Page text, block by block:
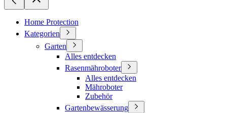
Home Protection
Kategorien
Garten
Alles entdecken
Rasenmähroboter
Alles entdecken
Mähroboter
Zubehör
Gartenbewässerung